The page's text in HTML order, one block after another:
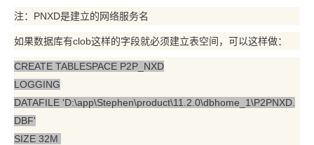
注：PNXD是建立的网络服务名
如果数据库有clob这样的字段就必须建立表空间，可以这样做：
CREATE TABLESPACE P2P_NXD
LOGGING
DATAFILE 'D:\app\Stephen\product\11.2.0\dbhome_1\P2PNXD.
DBF'
SIZE 32M